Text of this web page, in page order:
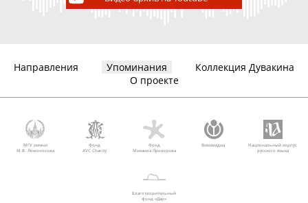
Направления Упоминания
Коллекция Дувакина
О проекте
МГУ имени
М.В. Ломоносова
Фонд
AVC Charity
Фонд
Михаила Прохорова
Викимедиа
Национальный корпус
русского языка
Благотворительный
фонд «Дар»